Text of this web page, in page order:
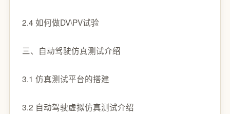
2.4 如何做DV\PV试验
三、自动驾驶仿真测试介绍
3.1 仿真测试平台的搭建
3.2 自动驾驶虚拟仿真测试介绍